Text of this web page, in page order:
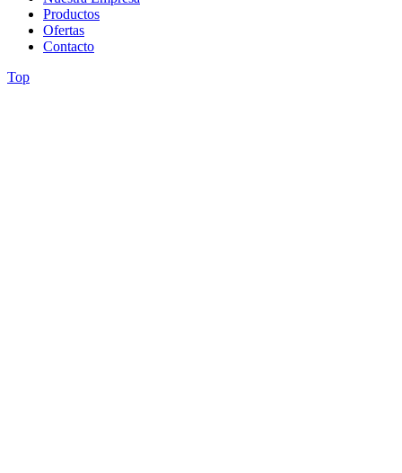
Productos
Ofertas
Contacto
Top